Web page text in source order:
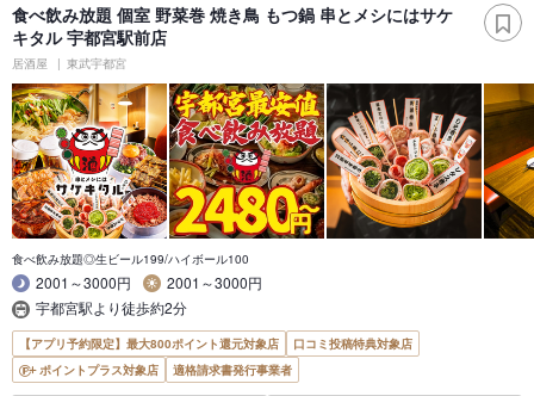
食べ飲み放題 個室 野菜巻 焼き鳥 もつ鍋 串とメシにはサケ
キタル 宇都宮駅前店
居酒屋 東武宇都宮
食べ飲み放題◎生ビール199/ハイボール100
2001～3000円
2001～3000円
宇都宮駅より徒歩約2分
【アプリ予約限定】最大800ポイント還元対象店
口コミ投稿特典対象店
ポイントプラス対象店
適格請求書発行事業者